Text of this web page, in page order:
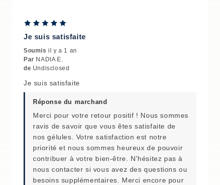
Je suis satisfaite
Soumisil y a 1 an
Par NADIA E.
de Undisclosed
Je suis satisfaite
Réponse du marchand
Merci pour votre retour positif ! Nous sommes
ravis de savoir que vous êtes satisfaite de
nos gélules. Votre satisfaction est notre
priorité et nous sommes heureux de pouvoir
contribuer à votre bien-être. N'hésitez pas à
nous contacter si vous avez des questions ou
besoins supplémentaires. Merci encore pour